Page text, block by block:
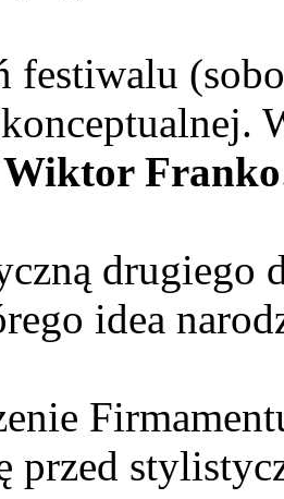
festiwalu
Wiktor Franko
idea
przed